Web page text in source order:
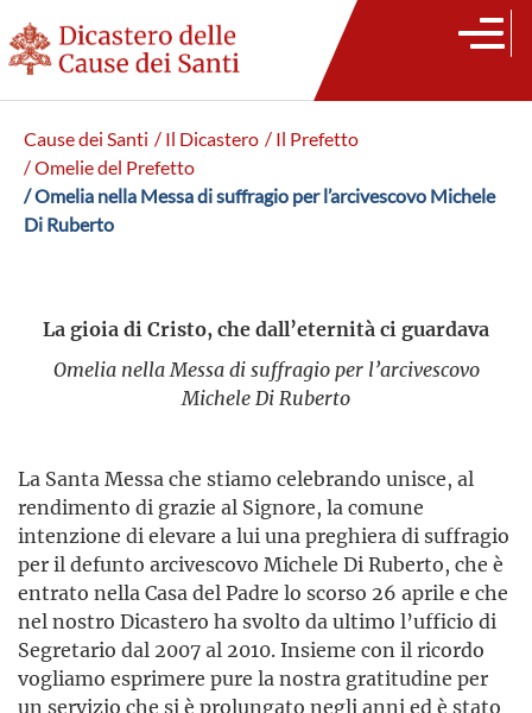
Cause dei Santi / Il Dicastero / Il Prefetto
/ Omelie del Prefetto
/ Omelia nella Messa di suffragio per l’arcivescovo Michele
Di Ruberto
La gioia di Cristo, che dall’eternità ci guardava
Omelia nella Messa di suffragio per l’arcivescovo
Michele Di Ruberto
La Santa Messa che stiamo celebrando unisce, al
rendimento di grazie al Signore, la comune
intenzione di elevare a lui una preghiera di suffragio
per il defunto arcivescovo Michele Di Ruberto, che è
entrato nella Casa del Padre lo scorso 26 aprile e che
nel nostro Dicastero ha svolto da ultimo l’ufficio di
Segretario dal 2007 al 2010. Insieme con il ricordo
vogliamo esprimere pure la nostra gratitudine per
un servizio che si è prolungato negli anni ed è stato